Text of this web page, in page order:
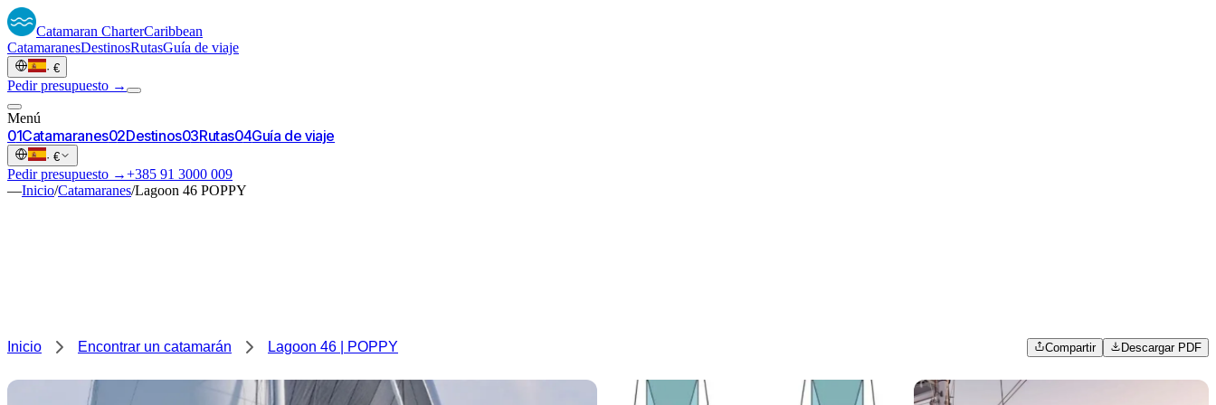
Catamaran CharterCaribbean
CatamaranesDestinosRutasGuía de viaje
· €
Pedir presupuesto →
Menú
01Catamaranes02Destinos03Rutas04Guía de viaje
· €
Pedir presupuesto →+385 91 3000 009
—Inicio/Catamaranes/Lagoon 46 POPPY
Inicio Encontrar un catamarán Lagoon 46 | POPPY Compartir Descargar PDF